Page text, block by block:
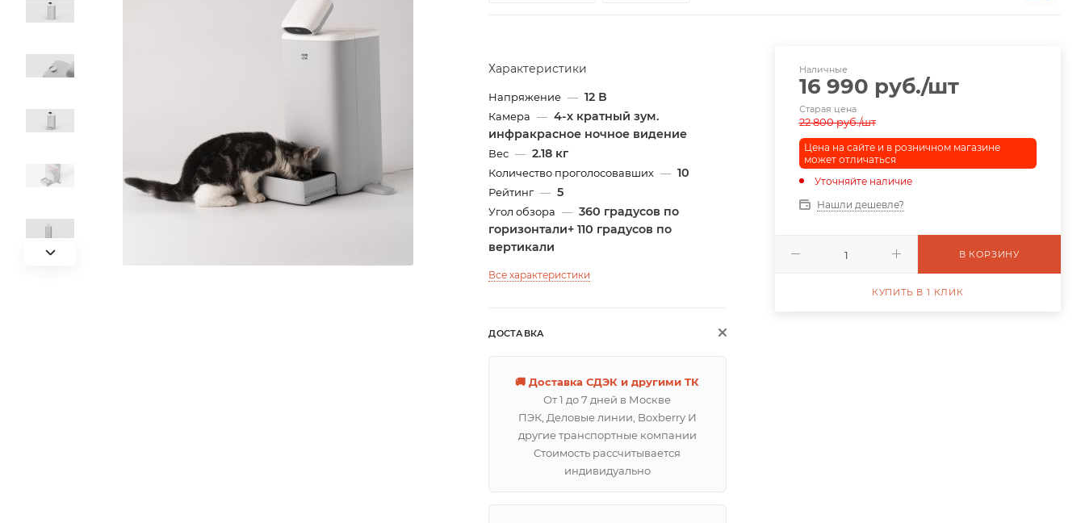
Характеристики
Напряжение — 12 В
Камера — 4-х кратный зум.
инфракрасное ночное видение
Вес — 2.18 кг
Количество проголосовавших — 10
Рейтинг — 5
Угол обзора — 360 градусов по
горизонтали+ 110 градусов по
вертикали
Все характеристики
ДОСТАВКА
🚚 Доставка СДЭК и другими ТК
От 1 до 7 дней в Москве
ПЭК, Деловые линии, Boxberry И
другие транспортные компании
Стоимость рассчитывается
индивидуально
Наличные
16 990 руб./шт
Старая цена
22 800руб./шт
Цена на сайте и в розничном магазине
может отличаться
Уточняйте наличие
Нашли дешевле?
В КОРЗИНУ
КУПИТЬ В 1 КЛИК